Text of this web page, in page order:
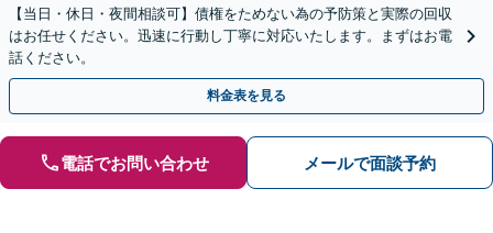
【当日・休日・夜間相談可】債権をためない為の予防策と実際の回収
はお任せください。迅速に行動し丁寧に対応いたします。まずはお電
話ください。
料金表を見る
電話でお問い合わせ メールで面談予約